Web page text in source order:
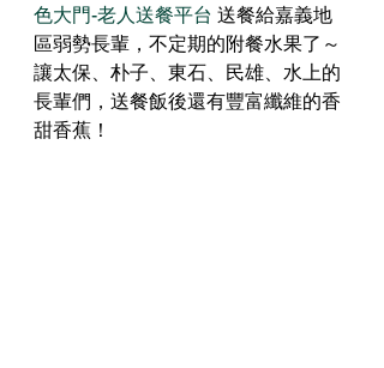
色大門-老人送餐平台 送餐給嘉義地
區弱勢長輩，不定期的附餐水果了～
讓太保、朴子、東石、民雄、水上的
長輩們，送餐飯後還有豐富纖維的香
甜香蕉！